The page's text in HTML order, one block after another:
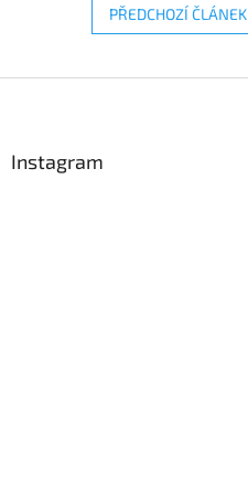
PŘEDCHOZÍ ČLÁNEK
Instagram